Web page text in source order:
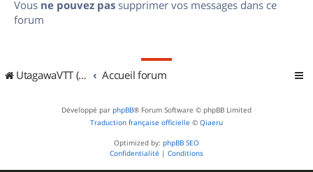
Vous ne pouvez pas supprimer vos messages dans ce
forum
UtagawaVTT (Randos VTT et VTTAE avec traces GPS) Accueil forum
Développé par phpBB® Forum Software © phpBB Limited
Traduction française officielle © Qiaeru
Optimized by: phpBB SEO
Confidentialité | Conditions